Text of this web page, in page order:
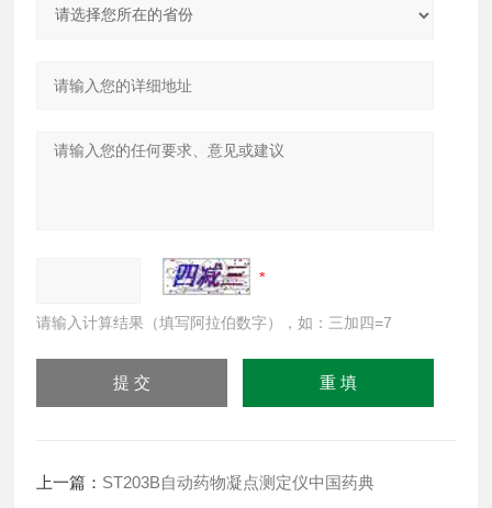
请输入计算结果（填写阿拉伯数字），如：三加四=7
上一篇： ST203B自动药物凝点测定仪中国药典